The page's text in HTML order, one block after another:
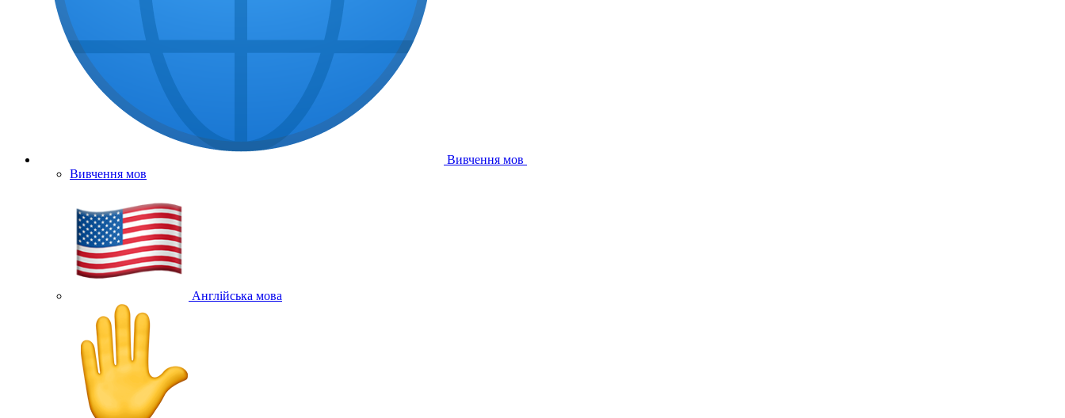
Вивчення мов
Вивчення мов
Англійська мова